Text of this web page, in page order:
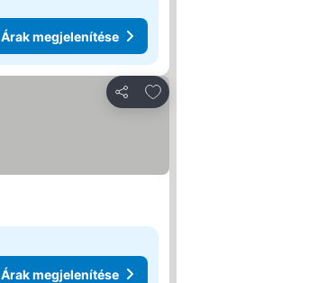
Árak megjelenítése
Megosztás
Hozzáadás a kedvencekhez
Árak megjelenítése